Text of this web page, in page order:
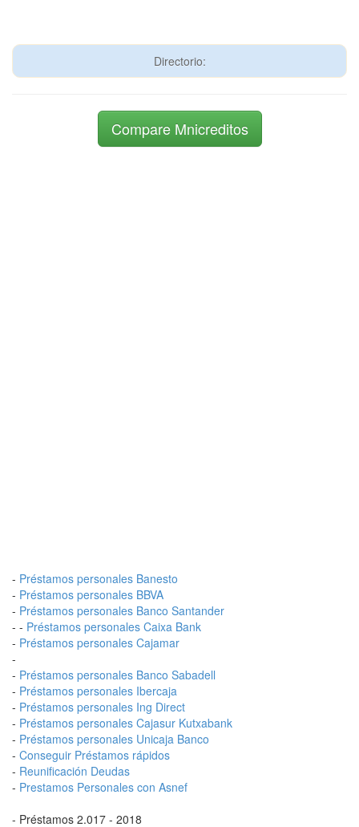
Directorio:
Compare Mnicreditos
- Préstamos personales Banesto
- Préstamos personales BBVA
- Préstamos personales Banco Santander
- - Préstamos personales Caixa Bank
- Préstamos personales Cajamar
-
- Préstamos personales Banco Sabadell
- Préstamos personales Ibercaja
- Préstamos personales Ing Direct
- Préstamos personales Cajasur Kutxabank
- Préstamos personales Unicaja Banco
- Conseguir Préstamos rápidos
- Reunificación Deudas
- Prestamos Personales con Asnef
- Préstamos 2.017 - 2018